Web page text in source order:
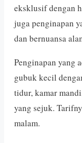
eksklusif dengan
juga penginapan
dan bernuansa
Penginapan yang
gubuk kecil
tidur, kamar
yang sejuk.
malam.